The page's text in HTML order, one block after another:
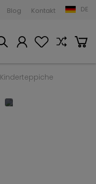
Blog Kontakt DE
Kinderteppiche